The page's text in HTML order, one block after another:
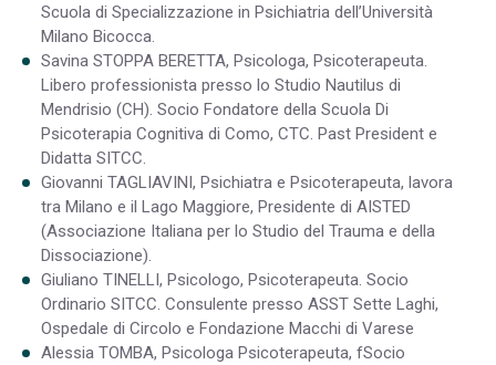
Scuola di Specializzazione in Psichiatria dell’Università
Milano Bicocca.
Savina STOPPA BERETTA, Psicologa, Psicoterapeuta.
Libero professionista presso lo Studio Nautilus di
Mendrisio (CH). Socio Fondatore della Scuola Di
Psicoterapia Cognitiva di Como, CTC. Past President e
Didatta SITCC.
Giovanni TAGLIAVINI, Psichiatra e Psicoterapeuta, lavora
tra Milano e il Lago Maggiore, Presidente di AISTED
(Associazione Italiana per lo Studio del Trauma e della
Dissociazione).
Giuliano TINELLI, Psicologo, Psicoterapeuta. Socio
Ordinario SITCC. Consulente presso ASST Sette Laghi,
Ospedale di Circolo e Fondazione Macchi di Varese
Alessia TOMBA, Psicologa Psicoterapeuta, fSocio